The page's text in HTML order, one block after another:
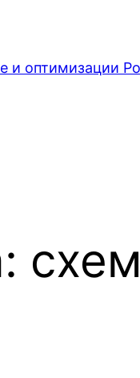
и оптимизации